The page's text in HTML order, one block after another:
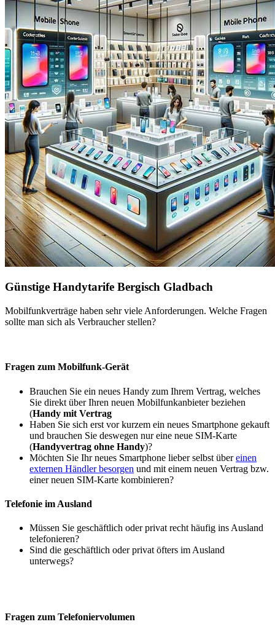
Günstige Handytarife Bergisch Gladbach
Mobilfunkverträge haben sehr viele Anforderungen. Welche Fragen
sollte man sich als Verbraucher stellen?
Fragen zum Mobilfunk-Gerät
Brauchen Sie ein neues Handy zum Ihrem Vertrag, welches
Sie direkt über Ihren neuen Mobilfunkanbieter beziehen
(Handy mit Vertrag
Haben Sie sich erst vor kurzem ein neues Smartphone gekauft
und brauchen Sie deswegen nur eine neue SIM-Karte
(Handyvertrag ohne Handy)?
Möchten Sie Ihr neues Smartphone lieber selbst übereinen
externen Händler besorgen und mit einem neuen Vertrag bzw.
einer neuen SIM-Karte kombinieren?
Telefonie im Ausland
Müssen Sie geschäftlich oder privat recht häufig ins Ausland
telefonieren?
Sind die geschäftlich oder privat öfters im Ausland
unterwegs?
Fragen zum Telefoniervolumen